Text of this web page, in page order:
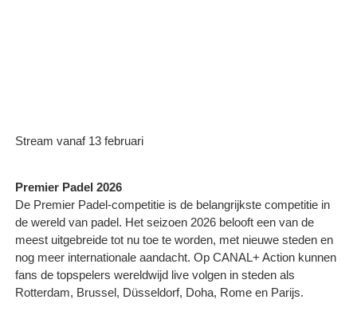
Stream vanaf 13 februari
Premier Padel 2026
De Premier Padel-competitie is de belangrijkste competitie in
de wereld van padel. Het seizoen 2026 belooft een van de
meest uitgebreide tot nu toe te worden, met nieuwe steden en
nog meer internationale aandacht. Op CANAL+ Action kunnen
fans de topspelers wereldwijd live volgen in steden als
Rotterdam, Brussel, Düsseldorf, Doha, Rome en Parijs.